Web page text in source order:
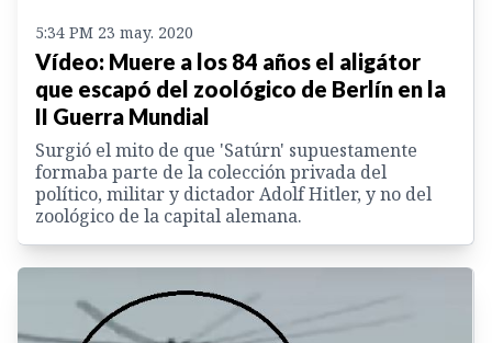
5:34 PM 23 may. 2020
Vídeo: Muere a los 84 años el aligátor
que escapó del zoológico de Berlín en la
II Guerra Mundial
Surgió el mito de que 'Satúrn' supuestamente
formaba parte de la colección privada del
político, militar y dictador Adolf Hitler, y no del
zoológico de la capital alemana.